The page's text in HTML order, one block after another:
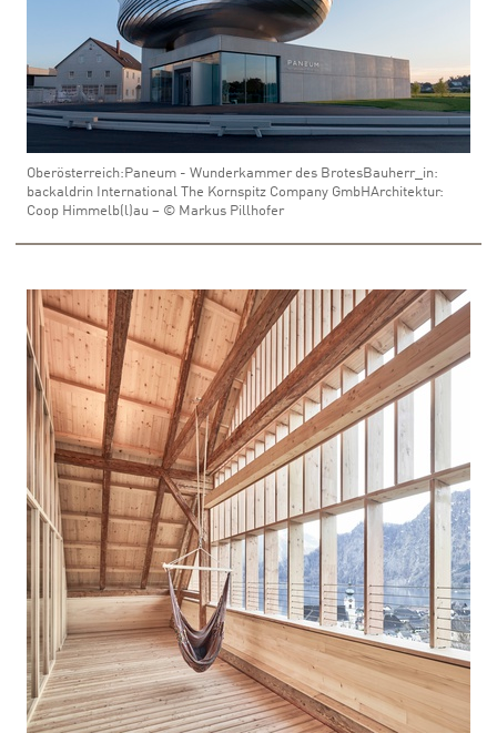
Oberösterreich:Paneum - Wunderkammer des BrotesBauherr_in:
backaldrin International The Kornspitz Company GmbHArchitektur:
Coop Himmelb(l)au – © Markus Pillhofer